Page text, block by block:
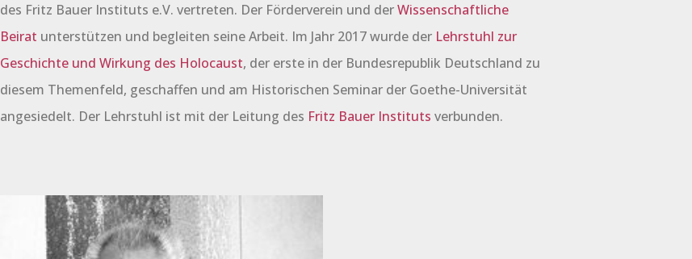
des Fritz Bauer Instituts e.V. vertreten. Der Förderverein und derWissenschaftliche
Beirat unterstützen und begleiten seine Arbeit. Im Jahr 2017 wurde der Lehrstuhl zur
Geschichte und Wirkung des Holocaust, der erste in der Bundesrepublik Deutschland zu
diesem Themenfeld, geschaffen und am Historischen Seminar der Goethe-Universität
angesiedelt. Der Lehrstuhl ist mit der Leitung des Fritz Bauer Instituts verbunden.